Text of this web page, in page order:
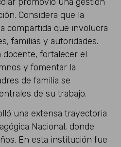
Considera que la
compartida que involucra
familias y autoridades.
fortalecer el
y fomentar la
de familia se
de su trabajo.
una extensa trayectoria
Nacional, donde
En esta institución fue